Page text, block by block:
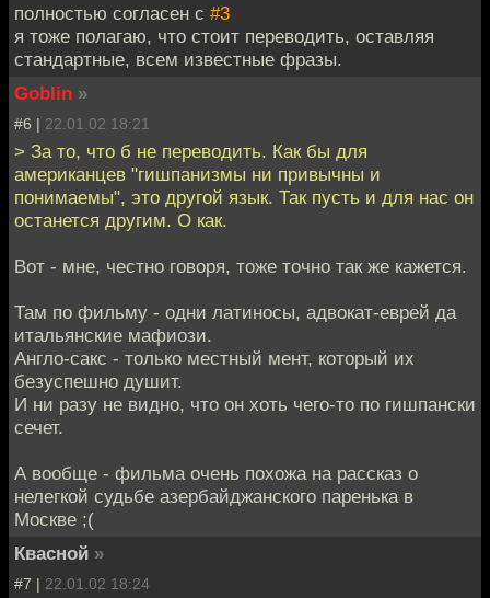
полностью согласен с #3
я тоже полагаю, что стоит переводить, оставляя
стандартные, всем известные фразы.
Goblin »
#6 | 22.01.02 18:21
> За то, что б не переводить. Как бы для
американцев "гишпанизмы ни привычны и
понимаемы", это другой язык. Так пусть и для нас он
останется другим. О как.
Вот - мне, честно говоря, тоже точно так же кажется.
Там по фильму - одни латиносы, адвокат-еврей да
итальянские мафиози.
Англо-сакс - только местный мент, который их
безуспешно душит.
И ни разу не видно, что он хоть чего-то по гишпански
сечет.
А вообще - фильма очень похожа на рассказ о
нелегкой судьбе азербайджанского паренька в
Москве ;(
Квасной »
#7 | 22.01.02 18:24